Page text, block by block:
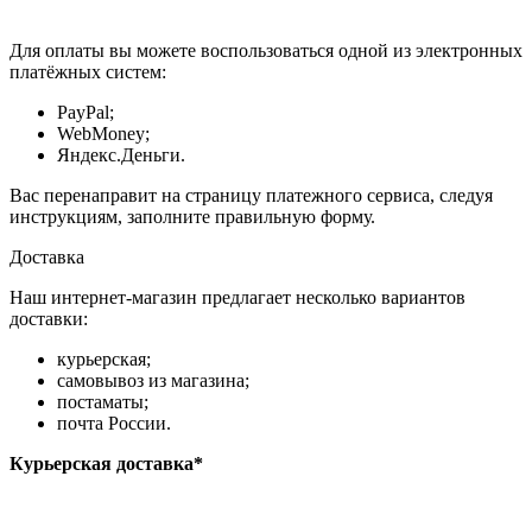
Для оплаты вы можете воспользоваться одной из электронных
платёжных систем:
PayPal;
WebMoney;
Яндекс.Деньги.
Вас перенаправит на страницу платежного сервиса, следуя
инструкциям, заполните правильную форму.
Доставка
Наш интернет-магазин предлагает несколько вариантов
доставки:
курьерская;
самовывоз из магазина;
постаматы;
почта России.
Курьерская доставка*